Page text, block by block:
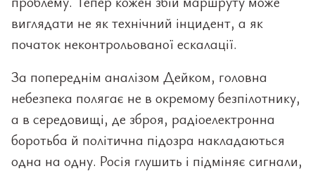
виглядати не як технічний інцидент, а як
початок неконтрольованої ескалації.
За попереднім аналізом Дейком, головна
небезпека полягає не в окремому безпілотнику,
а в середовищі, де зброя, радіоелектронна
боротьба й політична підозра накладаються
одна на одну. Росія глушить і підміняє сигнали,